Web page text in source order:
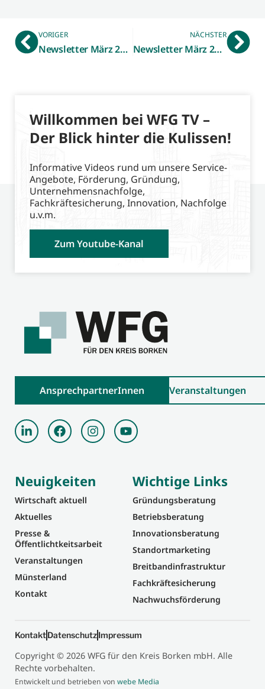
VORIGER
Newsletter März 2019 – Neue Mitarbeiterin im WFG-Bereich Digitalisierung – Gemeinschaftsprojekt DWNRW „Netzwerk.DigitaleProduktion“ geht in die Umsetzung
NÄCHSTER
Newsletter März 2019 – Neues aus der Immobilienbörse
Willkommen bei WFG TV –
Der Blick hinter die Kulissen!
Informative Videos rund um unsere Service-
Angebote, Förderung, Gründung,
Unternehmensnachfolge,
Fachkräftesicherung, Innovation, Nachfolge
u.v.m.
Zum Youtube-Kanal
AnsprechpartnerInnen Veranstaltungen
Neuigkeiten
Wirtschaft aktuell
Aktuelles
Presse &
Öffentlichtkeitsarbeit
Veranstaltungen
Münsterland
Kontakt
Wichtige Links
Gründungsberatung
Betriebsberatung
Innovationsberatung
Standortmarketing
Breitbandinfrastruktur
Fachkräftesicherung
Nachwuchsförderung
Copyright © 2026 WFG für den Kreis Borken mbH. Alle
Rechte vorbehalten.
Entwickelt und betrieben von webe Media
KontaktDatenschutzImpressum